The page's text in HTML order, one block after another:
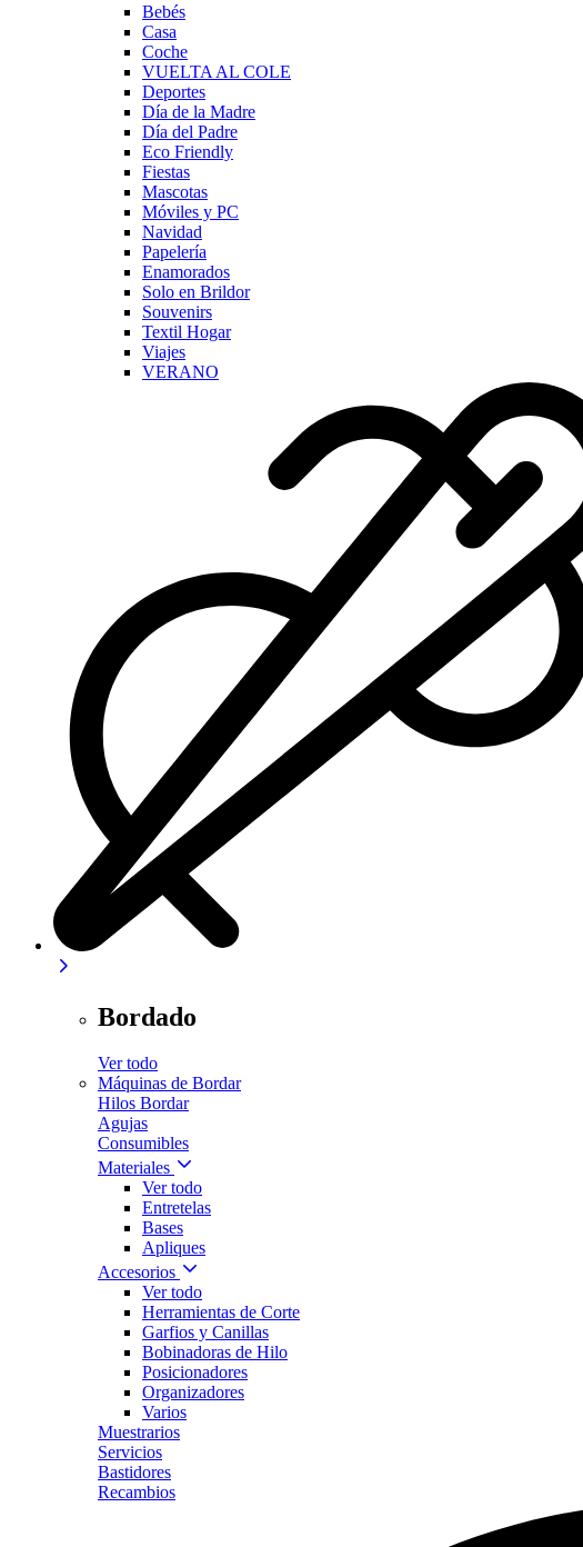
Bebés
Casa
Coche
VUELTA AL COLE
Deportes
Día de la Madre
Día del Padre
Eco Friendly
Fiestas
Mascotas
Móviles y PC
Navidad
Papelería
Enamorados
Solo en Brildor
Souvenirs
Textil Hogar
Viajes
VERANO
Bordado
Ver todo
Máquinas de Bordar
Hilos Bordar
Agujas
Consumibles
Materiales
Ver todo
Entretelas
Bases
Apliques
Accesorios
Ver todo
Herramientas de Corte
Garfios y Canillas
Bobinadoras de Hilo
Posicionadores
Organizadores
Varios
Muestrarios
Servicios
Bastidores
Recambios